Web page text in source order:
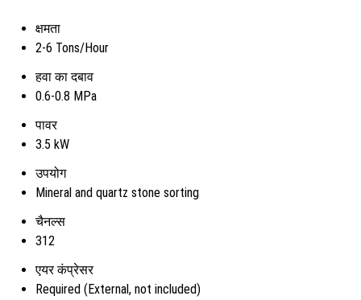
क्षमता
2-6 Tons/Hour
हवा का दबाव
0.6-0.8 MPa
पावर
3.5 kW
उपयोग
Mineral and quartz stone sorting
चैनल्स
312
एयर कंप्रेसर
Required (External, not included)